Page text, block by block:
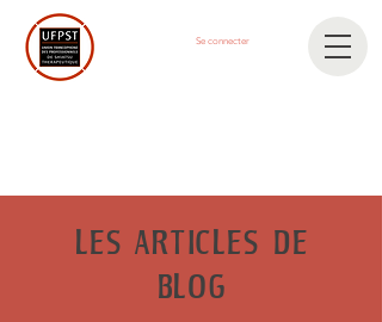
Se connecter
LES ARTICLES DE
BLOG